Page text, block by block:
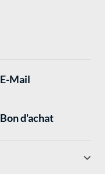
E-Mail
Bon d'achat